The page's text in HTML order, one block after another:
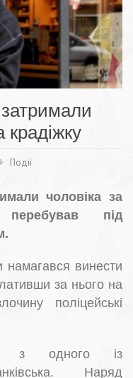
Події
чоловіка за
під
винести
за нього на
поліцейські
з одного із
Наряд